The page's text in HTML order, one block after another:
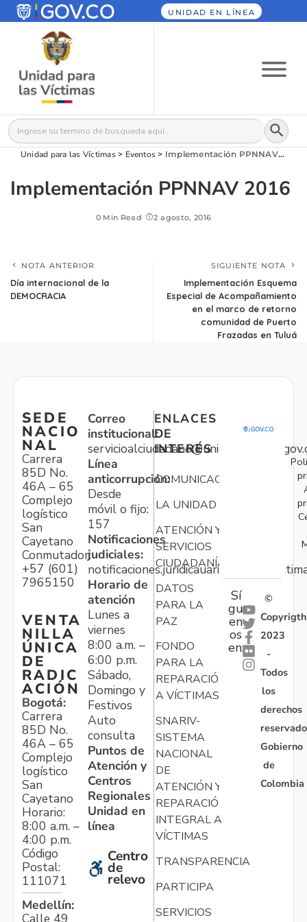
UNIDAD EN LÍNEA
Buscar: Botón
Unidad para las Víctimas> Eventos > Implementación PPNNAV 2016
Implementación PPNNAV 2016
0 Min Read 2 agosto, 2016
NOTA ANTERIOR
Día internacional de la
DEMOCRACIA
SIGUIENTE NOTA
Implementación Esquema
Especial de Acompañamiento
en el marco de retorno
comunidad de Puerto
Frazadas en Tuluá
SEDE
NACIO
NAL
Carrera
85D No.
46A – 65
Complejo
logístico
San
Cayetano
Conmutador:
+57 (601)
7965150
VENTA
NILLA
ÚNICA
DE
RADIC
ACIÓN
Bogotá:
Carrera
85D No.
46A – 65
Complejo
logístico
San
Cayetano
Horario:
8:00 a.m. –
4:00 p.m.
Código
Postal:
111071
Medellín:
Calle 49
Correo
institucional:
Línea
anticorrupción:
Desde
móvil o fijo:
157
Notificaciones
judiciales:
Horario de
atención
Lunes a
viernes
8:00 a.m. –
6:00 p.m.
Sábado,
Domingo y
Festivos
Auto
consulta
Puntos de
Atención y
Centros
Regionales
Unidad en
línea
Centro
de
relevo
ENLACES
DE
INTERÉS
COMUNICACIONES
LA UNIDAD
ATENCIÓN Y
SERVICIOS
CIUDADANÍA
DATOS
PARA LA
PAZ
FONDO
PARA LA
REPARACIÓN
A VÍCTIMAS
SNARIV-
SISTEMA
NACIONAL
DE
ATENCIÓN Y
REPARACIÓN
INTEGRAL A
VÍCTIMAS
TRANSPARENCIA
PARTICIPA
SERVICIOS
Sí
gu
en
os
en:
©
Copyrigth
2023
-
Todos
los
derechos
Gobierno
de
Colombia